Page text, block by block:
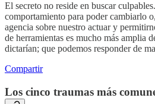
El secreto no reside en buscar
comportamiento para poder cambiarlo
agencia sobre nuestro actuar y
de herramientas es mucho más amplia
dictarían; que podemos responder de
Compartir
Los cinco traumas más